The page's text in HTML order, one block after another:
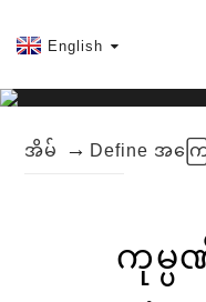
English
အိမ် Define အကြေ
ကုမ္ပ